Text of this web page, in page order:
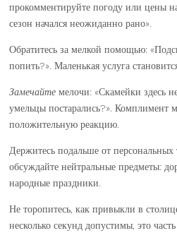
прокомментируйте погоду или цены
сезон начался неожиданно рано».
Обратитесь за мелкой помощью:
попить?». Маленькая услуга
Замечайте мелочи: «Скамейки здесь
умельцы постарались?». Комплимент
положительную реакцию.
Держитесь подальше от
обсуждайте нейтральные предметы:
народные праздники.
Не торопитесь, как привыкли в
несколько секунд допустимы, это